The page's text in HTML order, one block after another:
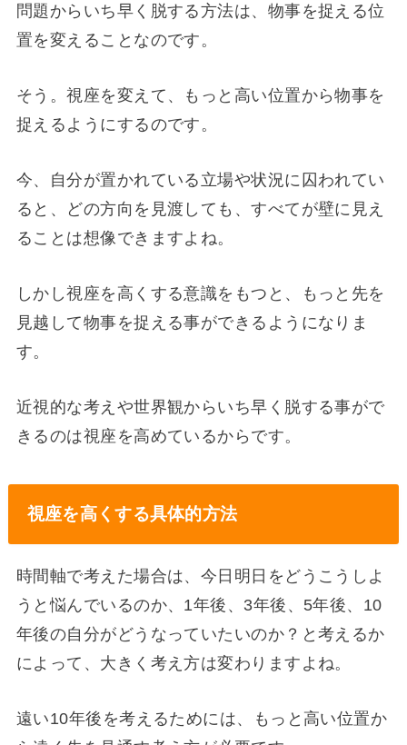
問題からいち早く脱する方法は、物事を捉える位
置を変えることなのです。
そう。視座を変えて、もっと高い位置から物事を
捉えるようにするのです。
今、自分が置かれている立場や状況に囚われてい
ると、どの方向を見渡しても、すべてが壁に見え
ることは想像できますよね。
しかし視座を高くする意識をもつと、もっと先を
見越して物事を捉える事ができるようになりま
す。
近視的な考えや世界観からいち早く脱する事がで
きるのは視座を高めているからです。
視座を高くする具体的方法
時間軸で考えた場合は、今日明日をどうこうしよ
うと悩んでいるのか、1年後、3年後、5年後、10
年後の自分がどうなっていたいのか？と考えるか
によって、大きく考え方は変わりますよね。
遠い10年後を考えるためには、もっと高い位置か